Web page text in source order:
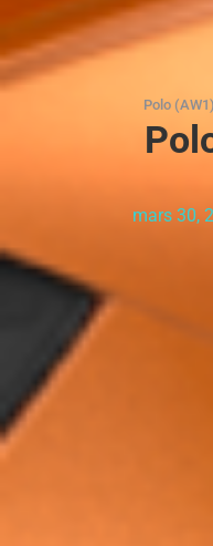
Polo (AW1)
mars 30,